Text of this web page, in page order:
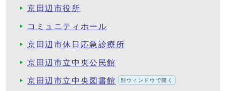
京田辺市役所
コミュニティホール
京田辺市休日応急診療所
京田辺市立中央公民館
京田辺市立中央図書館 別ウィンドウで開く